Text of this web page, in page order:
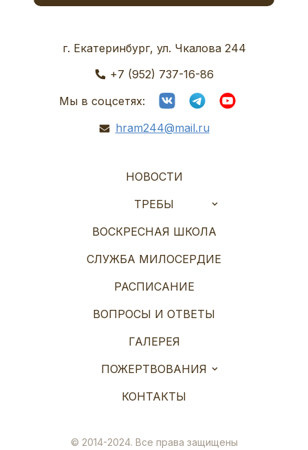
г. Екатеринбург, ул. Чкалова 244
+7 (952) 737-16-86
Мы в соцсетях:
hram244@mail.ru
НОВОСТИ
ТРЕБЫ
ВОСКРЕСНАЯ ШКОЛА
СЛУЖБА МИЛОСЕРДИЕ
РАСПИСАНИЕ
ВОПРОСЫ И ОТВЕТЫ
ГАЛЕРЕЯ
ПОЖЕРТВОВАНИЯ
КОНТАКТЫ
© 2014-2024. Все права защищены